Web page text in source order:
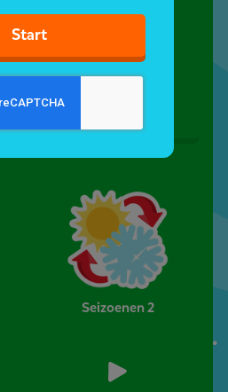
Seizoenen 2
Start